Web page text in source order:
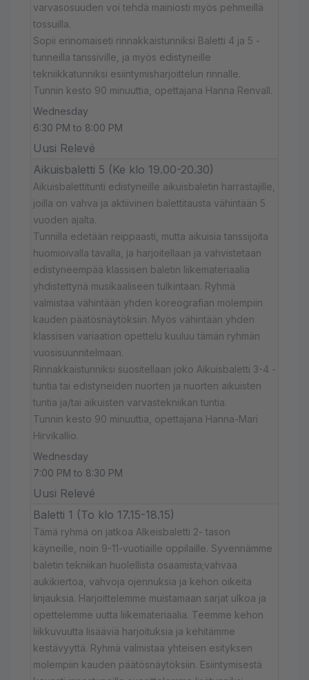
varvasosuuden voi tehdä mainiosti myös pehmeillä
tossuilla.
Sopii erinomaiseti rinnakkaistunniksi Baletti 4 ja 5 -
tunneilla tanssiville, ja myös edistyneille
tekniikkatunniksi esiintymisharjoittelun rinnalle.
Tunnin kesto 90 minuuttia, opettajana Hanna Renvall.
Wednesday
6:30 PM to 8:00 PM
Uusi Relevé
Aikuisbaletti 5 (Ke klo 19.00-20.30)
Aikuisbalettitunti edistyneille aikuisbaletin harrastajille,
joilla on vahva ja aktiivinen balettitausta vähintään 5
vuoden ajalta.
Tunnilla edetään reippaasti, mutta aikuisia tanssijoita
huomioivalla tavalla, ja harjoitellaan ja vahvistetaan
edistyneempää klassisen baletin liikemateriaalia
yhdistettynä musikaaliseen tulkintaan. Ryhmä
valmistaa vähintään yhden koreografian molempiin
kauden päätösnäytöksiin. Myös vähintään yhden
klassisen variaation opettelu kuuluu tämän ryhmän
vuosisuunnitelmaan.
Rinnakkaistunniksi suositellaan joko Aikuisbaletti 3-4 -
tuntia tai edistyneiden nuorten ja nuorten aikuisten
tuntia ja/tai aikuisten varvastekniikan tuntia.
Tunnin kesto 90 minuuttia, opettajana Hanna-Mari
Hirvikallio.
Wednesday
7:00 PM to 8:30 PM
Uusi Relevé
Baletti 1 (To klo 17.15-18.15)
Tämä ryhmä on jatkoa Alkeisbaletti 2- tason
käyneille, noin 9-11-vuotiaille oppilaille. Syvennämme
baletin tekniikan huolellista osaamista;vahvaa
aukikiertoa, vahvoja ojennuksia ja kehon oikeita
linjauksia. Harjoittelemme muistamaan sarjat ulkoa ja
opettelemme uutta liikemateriaalia. Teemme kehon
liikkuvuutta lisääviä harjoituksia ja kehitämme
kestävyyttä. Ryhmä valmistaa yhteisen esityksen
molempiin kauden päätösnäytöksiin. Esiintymisestä